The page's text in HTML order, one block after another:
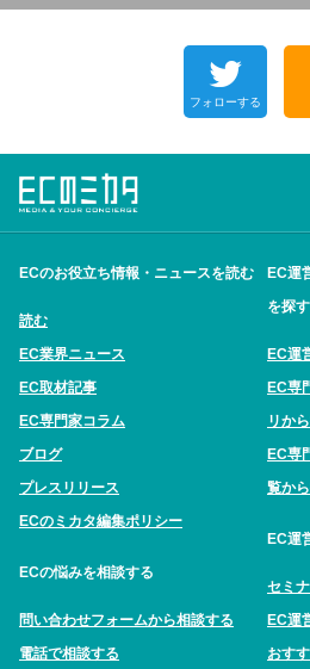
フォローする
ECのお役立ち情報・ニュースを読む
読む
EC業界ニュース
EC取材記事
EC専門家コラム
ブログ
プレスリリース
ECのミカタ編集ポリシー
ECの悩みを相談する
問い合わせフォームから相談する
電話で相談する
EC運
を探す
EC運
EC専
リか
EC専
覧から
EC運
セミ
EC運
おす